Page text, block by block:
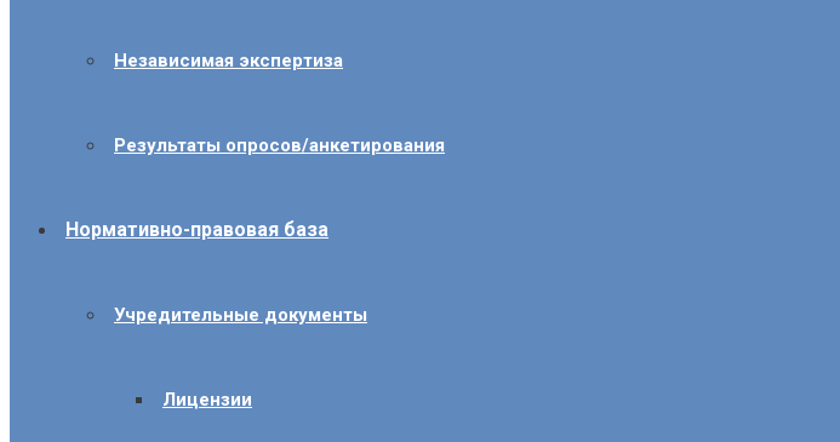
Независимая экспертиза
Результаты опросов/анкетирования
Нормативно-правовая база
Учредительные документы
Лицензии